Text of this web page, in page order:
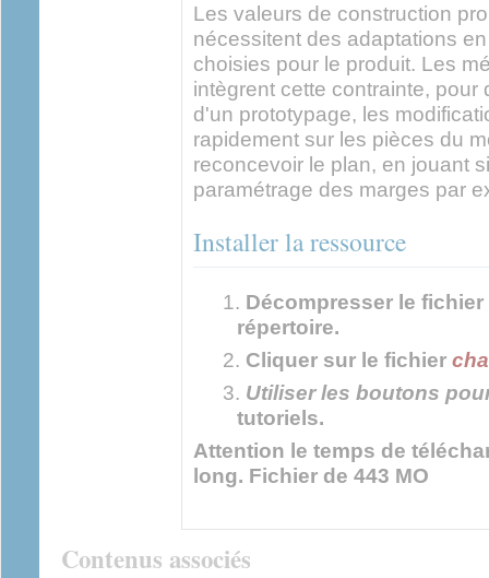
Les valeurs de construction
nécessitent des adaptations
choisies pour le produit. Les
intègrent cette contrainte,
d'un prototypage, les
rapidement sur les pièces du
reconcevoir le plan, en jouant
paramétrage des marges par
Installer la ressource
Décompresser le
répertoire.
Cliquer sur le fichier
Utiliser les boutons
tutoriels.
Attention le temps de
long. Fichier de 443 MO
Contenus associés